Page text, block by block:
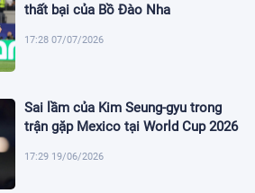
thất bại của Bồ Đào Nha
17:28 07/07/2026
Sai lầm của Kim Seung-gyu trong
trận gặp Mexico tại World Cup 2026
17:29 19/06/2026